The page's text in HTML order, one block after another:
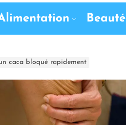
Beauté
caca bloqué rapidement